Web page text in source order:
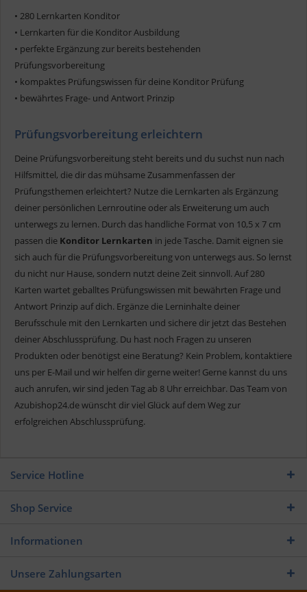
• 280 Lernkarten Konditor
• Lernkarten für die Konditor Ausbildung
• perfekte Ergänzung zur bereits bestehenden
Prüfungsvorbereitung
• kompaktes Prüfungswissen für deine Konditor Prüfung
• bewährtes Frage- und Antwort Prinzip
Prüfungsvorbereitung erleichtern
Deine Prüfungsvorbereitung steht bereits und du suchst nun nach
Hilfsmittel, die dir das mühsame Zusammenfassen der
Prüfungsthemen erleichtert? Nutze die Lernkarten als Ergänzung
deiner persönlichen Lernroutine oder als Erweiterung um auch
unterwegs zu lernen. Durch das handliche Format von 10,5 x 7 cm
passen die Konditor Lernkarten in jede Tasche. Damit eignen sie
sich auch für die Prüfungsvorbereitung von unterwegs aus. So lernst
du nicht nur Hause, sondern nutzt deine Zeit sinnvoll. Auf 280
Karten wartet geballtes Prüfungswissen mit bewährten Frage und
Antwort Prinzip auf dich. Ergänze die Lerninhalte deiner
Berufsschule mit den Lernkarten und sichere dir jetzt das Bestehen
deiner Abschlussprüfung. Du hast noch Fragen zu unseren
Produkten oder benötigst eine Beratung? Kein Problem, kontaktiere
uns per E-Mail und wir helfen dir gerne weiter! Gerne kannst du uns
auch anrufen, wir sind jeden Tag ab 8 Uhr erreichbar. Das Team von
Azubishop24.de wünscht dir viel Glück auf dem Weg zur
erfolgreichen Abschlussprüfung.
Service Hotline
Shop Service
Informationen
Unsere Zahlungsarten